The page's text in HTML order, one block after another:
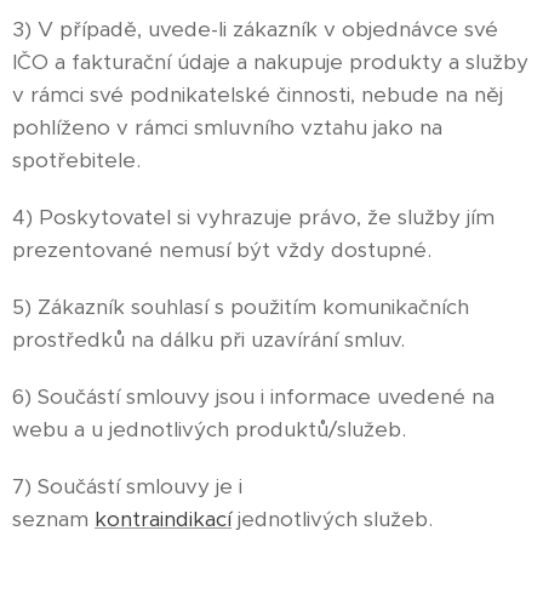
3) V případě, uvede-li zákazník v objednávce své
IČO a fakturační údaje a nakupuje produkty a služby
v rámci své podnikatelské činnosti, nebude na něj
pohlíženo v rámci smluvního vztahu jako na
spotřebitele.
4) Poskytovatel si vyhrazuje právo, že služby jím
prezentované nemusí být vždy dostupné.
5) Zákazník souhlasí s použitím komunikačních
prostředků na dálku při uzavírání smluv.
6) Součástí smlouvy jsou i informace uvedené na
webu a u jednotlivých produktů/služeb.
7) Součástí smlouvy je i
seznam kontraindikacíjednotlivých služeb.